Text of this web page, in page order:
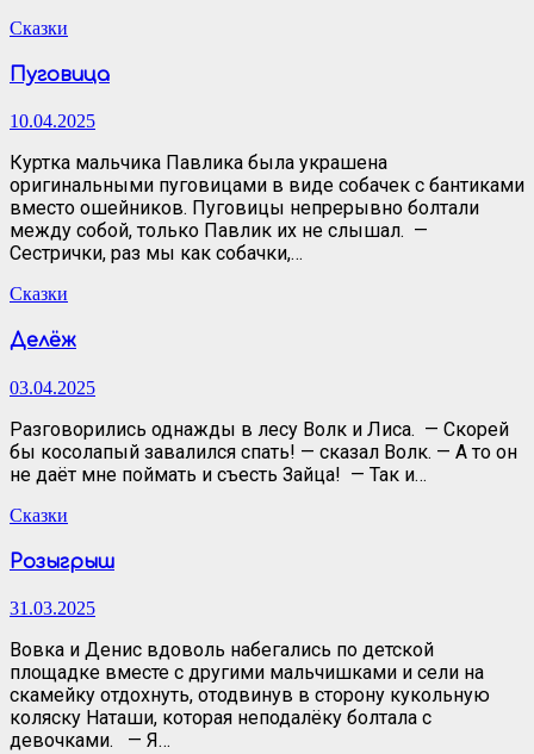
Сказки
Пуговица
10.04.2025
Куртка мальчика Павлика была украшена
оригинальными пуговицами в виде собачек с бантиками
вместо ошейников. Пуговицы непрерывно болтали
между собой, только Павлик их не слышал. —
Сестрички, раз мы как собачки,…
Сказки
Делёж
03.04.2025
Разговорились однажды в лесу Волк и Лиса. — Скорей
бы косолапый завалился спать! — сказал Волк. — А то он
не даёт мне поймать и съесть Зайца! — Так и…
Сказки
Розыгрыш
31.03.2025
Вовка и Денис вдоволь набегались по детской
площадке вместе с другими мальчишками и сели на
скамейку отдохнуть, отодвинув в сторону кукольную
коляску Наташи, которая неподалёку болтала с
девочками. — Я…